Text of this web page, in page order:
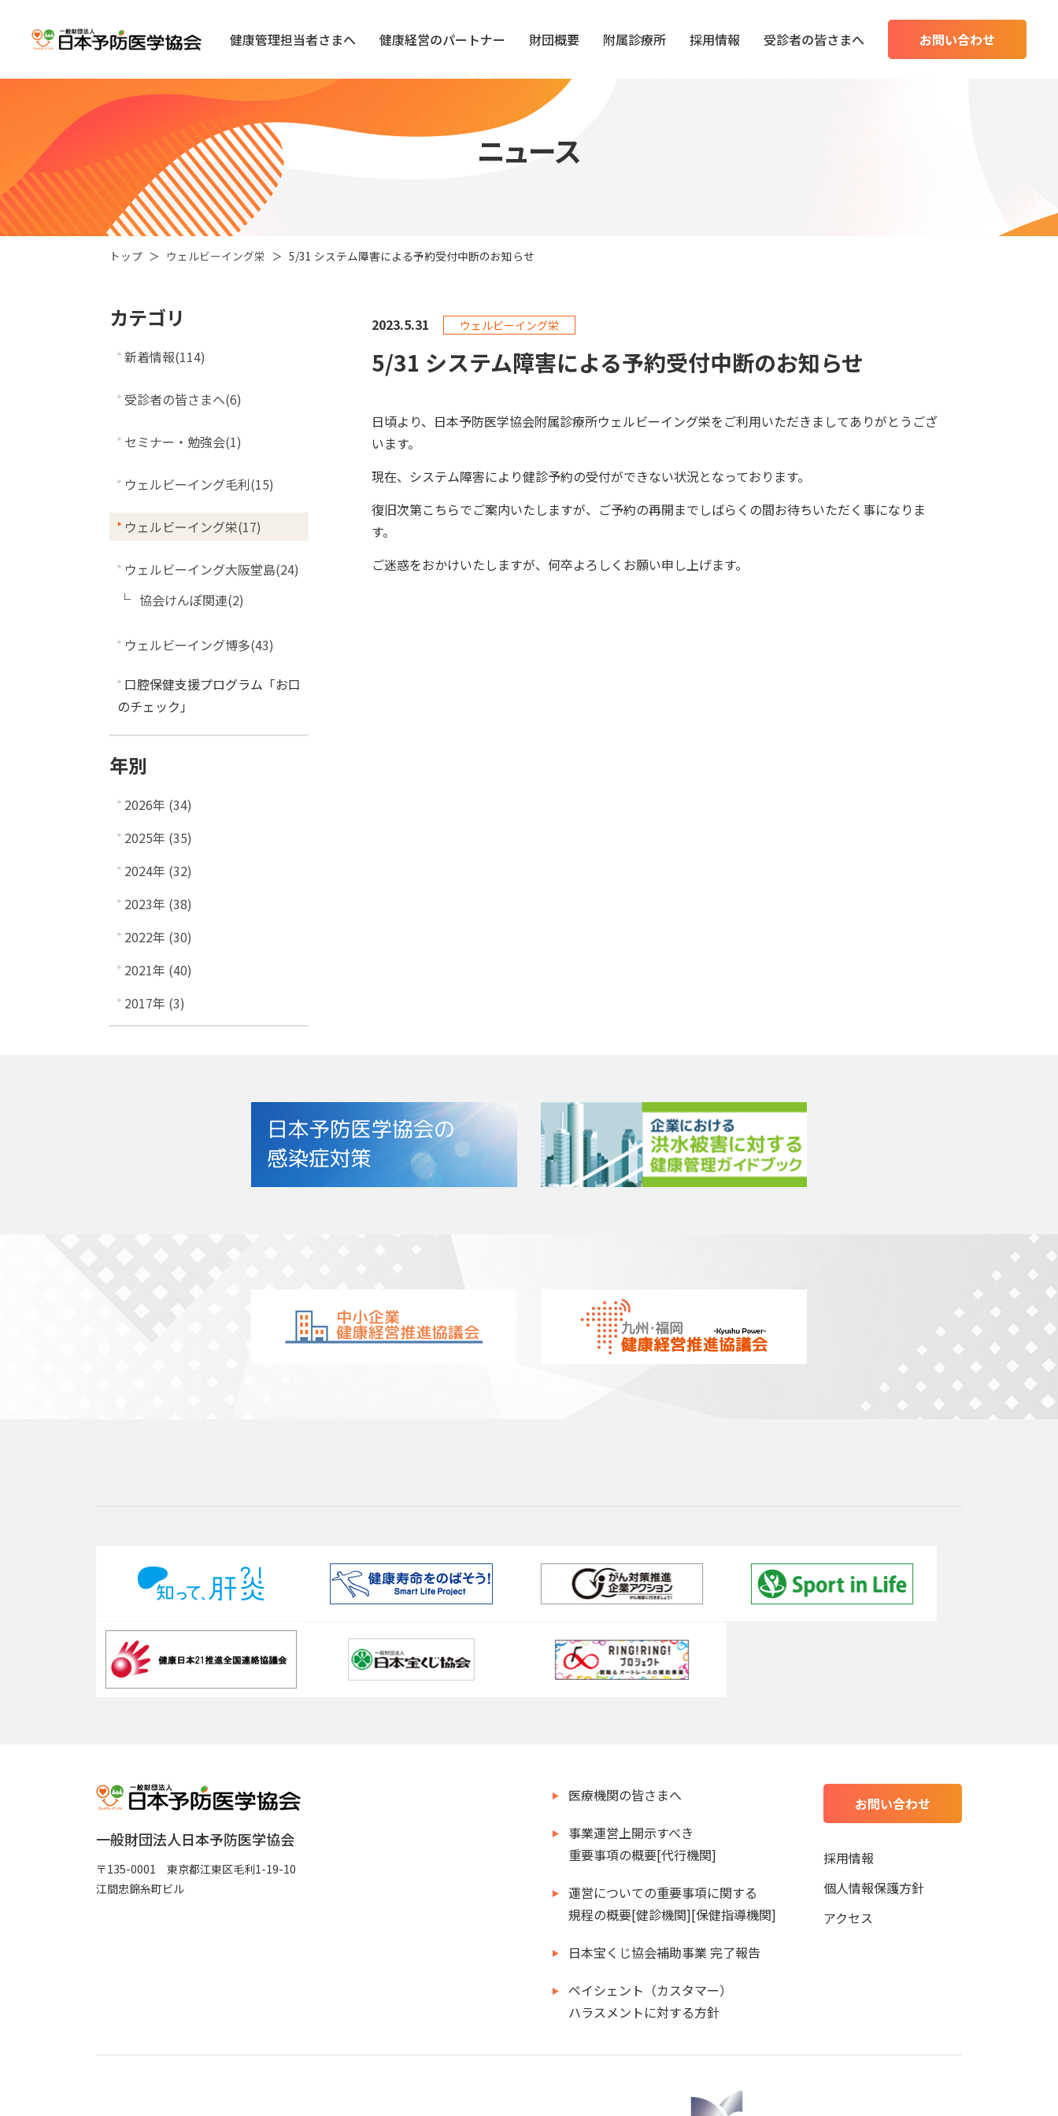
健康管理担当者さまへ 健康経営のパートナー 財団概要 附属診療所 採用情報 受診者の皆さまへ お問い合わせ
ニュース
トップ ウェルビーイング栄 5/31 システム障害による予約受付中断のお知らせ
2023.5.31 ウェルビーイング栄
5/31 システム障害による予約受付中断のお知らせ
日頃より、日本予防医学協会附属診療所ウェルビーイング栄をご利用いただきましてありがとうござ
います。
現在、システム障害により健診予約の受付ができない状況となっております。
復旧次第こちらでご案内いたしますが、ご予約の再開までしばらくの間お待ちいただく事になりま
す。
ご迷惑をおかけいたしますが、何卒よろしくお願い申し上げます。
カテゴリ
新着情報(114)
受診者の皆さまへ(6)
セミナー・勉強会(1)
ウェルビーイング毛利(15)
ウェルビーイング栄(17)
ウェルビーイング大阪堂島(24)
協会けんぽ関連(2)
ウェルビーイング博多(43)
口腔保健支援プログラム「お口
のチェック」
年別
2026年 (34)
2025年 (35)
2024年 (32)
2023年 (38)
2022年 (30)
2021年 (40)
2017年 (3)
一般財団法人日本予防医学協会
〒135-0001 東京都江東区毛利1-19-10
江間忠錦糸町ビル
医療機関の皆さまへ
事業運営上開示すべき
重要事項の概要[代行機関]
運営についての重要事項に関する
規程の概要[健診機関][保健指導機関]
日本宝くじ協会補助事業 完了報告
ペイシェント（カスタマー）
ハラスメントに対する方針
お問い合わせ
採用情報
個人情報保護方針
アクセス